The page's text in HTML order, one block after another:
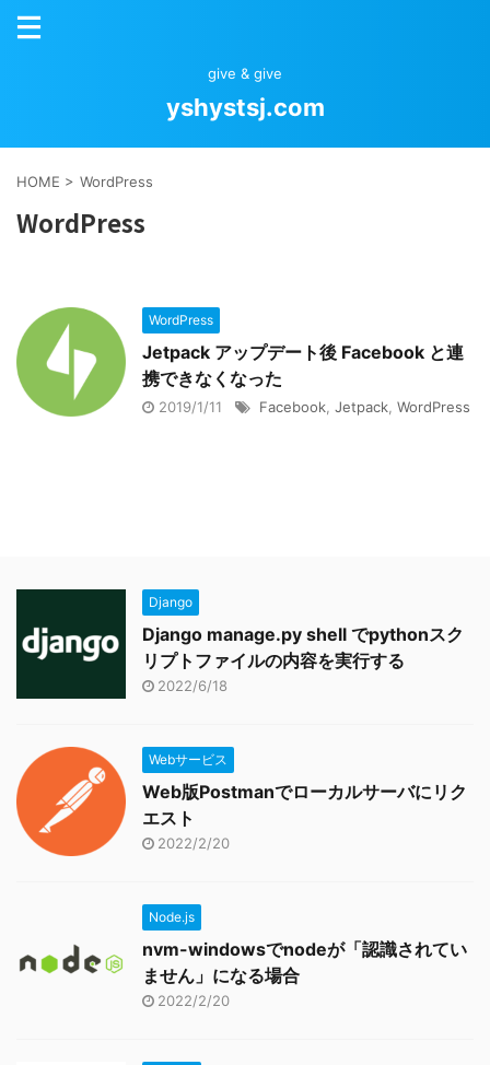
give & give
yshystsj.com
HOME > WordPress
WordPress
WordPress
Jetpack アップデート後 Facebook と連
携できなくなった
2019/1/11 Facebook Jetpack WordPress
Django
Django manage.py shell でpythonスク
リプトファイルの内容を実行する
2022/6/18
Webサービス
Web版Postmanでローカルサーバにリク
エスト
2022/2/20
Node.js
nvm-windowsでnodeが「認識されてい
ません」になる場合
2022/2/20